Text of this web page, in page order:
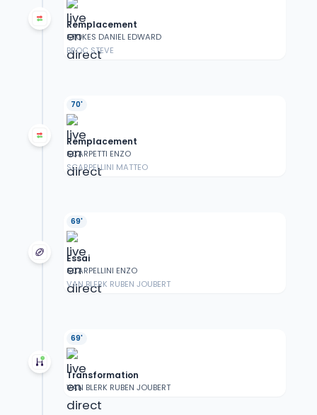
Remplacement
STOKES DANIEL EDWARD
BROC STEVE
70'
Remplacement
SCARPETTI ENZO
SCARPELLINI MATTEO
69'
Essai
SCARPELLINI ENZO
VAN BLERK RUBEN JOUBERT
69'
Transformation
VAN BLERK RUBEN JOUBERT